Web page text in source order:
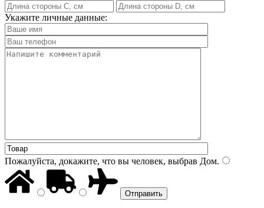
Укажите личные данные:
Пожалуйста, докажите, что вы человек, выбрав Дом.